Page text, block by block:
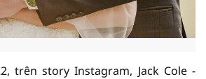
trên story Instagram, Jack Cole -